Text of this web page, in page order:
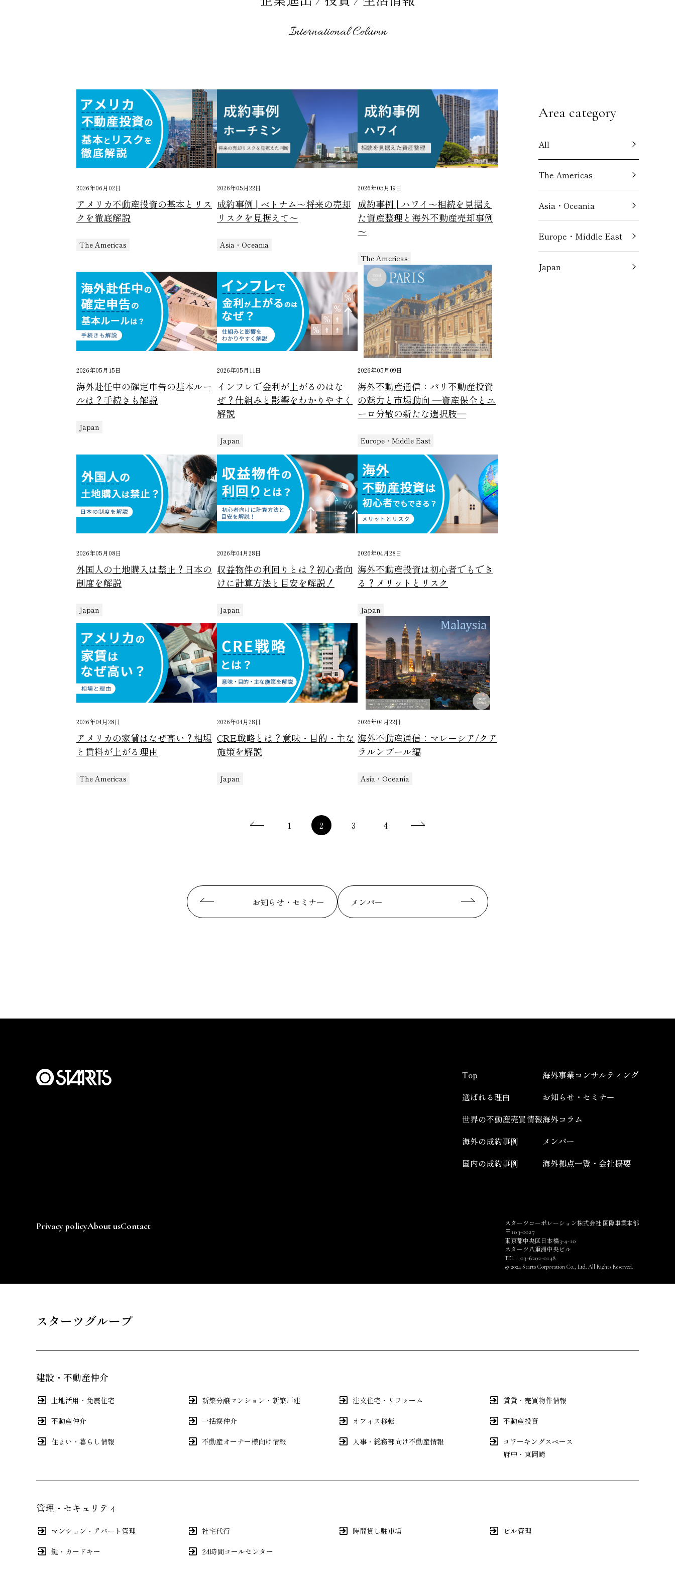
International Column
Area category
All
The Americas
Asia・Oceania
Europe・Middle East
Japan
2026年06月02日
アメリカ不動産投資の基本とリス
クを徹底解説
The Americas
2026年05月22日
成約事例 | ベトナム～将来の売却
リスクを見据えて～
Asia・Oceania
2026年05月19日
成約事例 | ハワイ～相続を見据え
た資産整理と海外不動産売却事例
～
The Americas
2026年05月15日
海外赴任中の確定申告の基本ルー
ルは？手続きも解説
Japan
2026年05月11日
インフレで金利が上がるのはな
ぜ？仕組みと影響をわかりやすく
解説
Japan
2026年05月09日
海外不動産通信：パリ不動産投資
の魅力と市場動向 ―資産保全とユ
ーロ分散の新たな選択肢―
Europe・Middle East
2026年05月08日
外国人の土地購入は禁止？日本の
制度を解説
Japan
2026年04月28日
収益物件の利回りとは？初心者向
けに計算方法と目安を解説！
Japan
2026年04月28日
海外不動産投資は初心者でもでき
る？メリットとリスク
Japan
2026年04月28日
アメリカの家賃はなぜ高い？相場
と賃料が上がる理由
The Americas
2026年04月28日
CRE戦略とは？意味・目的・主な
施策を解説
Japan
2026年04月22日
海外不動産通信：マレーシア/クア
ラルンプール編
Asia・Oceania
1 2 3 4
メンバー
お知らせ・セミナー
Top
選ばれる理由
世界の不動産売買情報
海外の成約事例
国内の成約事例
海外事業コンサルティング
お知らせ・セミナー
海外コラム
メンバー
海外拠点一覧・会社概要
Privacy policyAbout usContact
スターツコーポレーション株式会社 国際事業本部
〒 103-0027
東京都中央区日本橋3-4-10
スターツ八重洲中央ビル
TEL： 03-6202-0148
© 2024 Starts Corporation Co., Ltd. All Rights Reserved.
スターツグループ
建設・不動産仲介
土地活用・免震住宅 新築分譲マンション・新築戸建 注文住宅・リフォーム 賃貸・売買物件情報
不動産仲介 一括寮仲介 オフィス移転 不動産投資
住まい・暮らし情報 不動産オーナー様向け情報 人事・総務部向け不動産情報
コワーキングスペース
府中 ・ 東岡崎
管理・セキュリティ
マンション・アパート管理 社宅代行 時間貸し駐車場 ビル管理
鍵・カードキー 24時間コールセンター